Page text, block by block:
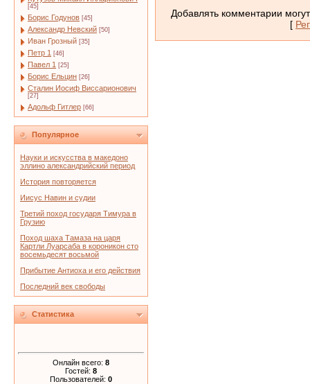
[45]
Борис Годунов [45]
Александр Невский [50]
Иван Грозный [35]
Петр 1 [46]
Павел 1 [25]
Борис Ельцин [26]
Сталин Иосиф Виссарионович
[27]
Адольф Гитлер [66]
Популярное
Науки и искусства в македоно
эллино александрийский период
История повторяется
Иисус Навин и судии
Третий поход государя Тимура в
Грузию
Поход шаха Тамаза на царя
Картли Луарсаба в короникон сто
восемьдесят восьмой
Прибытие Антиоха и его действия
Последний век свободы
Статистика
Онлайн всего: 8
Гостей: 8
Пользователей: 0
Добавлять комментарии
[